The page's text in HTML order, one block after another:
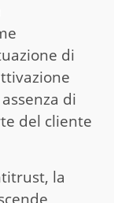
di
di
del cliente
la